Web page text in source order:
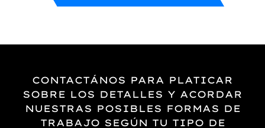
CONTACTÁNOS PARA PLATICAR
SOBRE LOS DETALLES Y ACORDAR
NUESTRAS POSIBLES FORMAS DE
TRABAJO SEGÚN TU TIPO DE